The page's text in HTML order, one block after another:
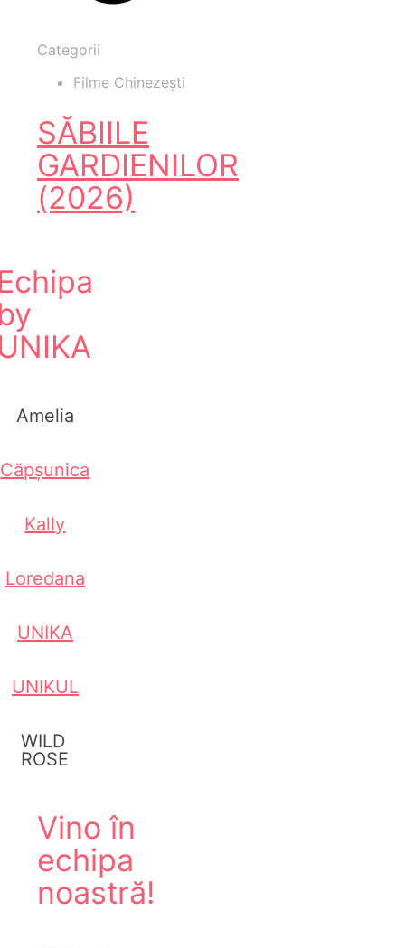
Categorii
Filme Chinezești
SĂBIILE
GARDIENILOR
(2026)
Amelia
Căpșunica
Kally
Loredana
UNIKA
UNIKUL
WILD
ROSE
Vino în
echipa
noastră!